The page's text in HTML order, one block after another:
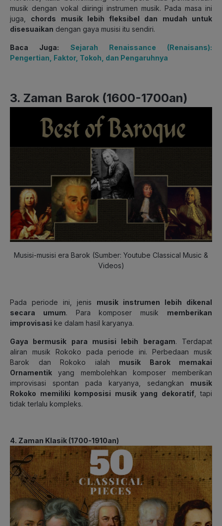
musik dengan vokal diiringi instrumen musik. Pada masa ini
juga, chords musik lebih fleksibel dan mudah untuk
disesuaikan dengan gaya musisi itu sendiri.
Baca Juga: Sejarah Renaissance (Renaisans):
Pengertian, Faktor, Tokoh, dan Pengaruhnya
3. Zaman Barok (1600-1700an)
Musisi-musisi era Barok (Sumber: Youtube Classical Music &
Videos)
Pada periode ini, jenis musik instrumen lebih dikenal
secara umum. Para komposer musik memberikan
improvisasi ke dalam hasil karyanya.
Gaya bermusik para musisi lebih beragam. Terdapat
aliran musik Rokoko pada periode ini. Perbedaan musik
Barok dan Rokoko ialah musik Barok memakai
Ornamentik yang membolehkan komposer memberikan
improvisasi spontan pada karyanya, sedangkan musik
Rokoko memiliki komposisi musik yang dekoratif, tapi
tidak terlalu kompleks.
4. Zaman Klasik (1700-1910an)